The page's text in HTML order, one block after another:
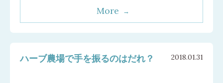
していました。これが大変！寒風の中でも汗だくです。 1月に堆肥散
More
ハーブ農場で手を振るのはだれ？ 2018.01.31